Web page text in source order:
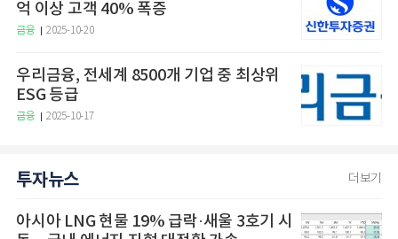
억 이상 고객 40% 폭증
금융 2025-10-20
우리금융, 전세계 8500개 기업 중 최상위
ESG 등급
금융 2025-10-17
투자뉴스 더보기
아시아 LNG 현물 19% 급락·새울 3호기 시